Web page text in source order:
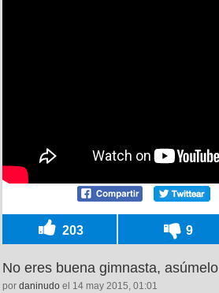
203 9
No eres buena gimnasta, asúmelo
por daninudo el 14 may 2015, 01:01